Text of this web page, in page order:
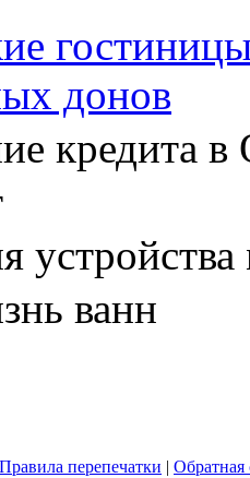
донов
кредита в
ванн
Правила перепечатки | Обратная